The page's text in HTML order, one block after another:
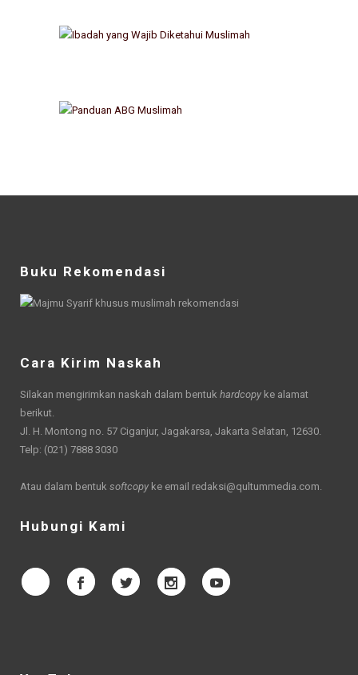
Buku Rekomendasi
Cara Kirim Naskah
Silakan mengirimkan naskah dalam bentuk hardcopy ke alamat
berikut.
Jl. H. Montong no. 57 Ciganjur, Jagakarsa, Jakarta Selatan, 12630.
Telp: (021) 7888 3030
Atau dalam bentuk softcopy ke email redaksi@qultummedia.com
Hubungi Kami